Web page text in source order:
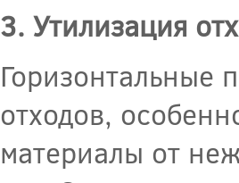
3. Утилизация
Горизонтальные
отходов,
материалы от